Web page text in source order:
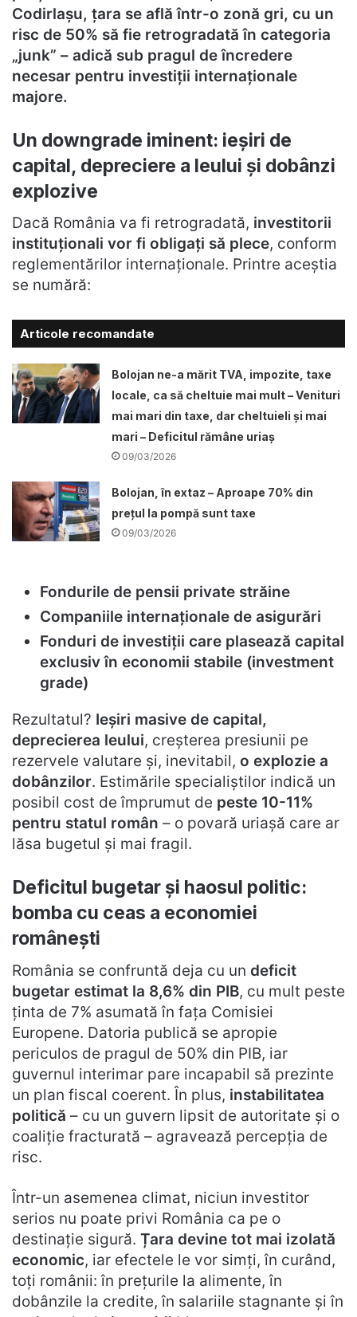
Codirlașu, țara se află într-o zonă gri, cu un
risc de 50% să fie retrogradată în categoria
„junk” – adică sub pragul de încredere
necesar pentru investiții internaționale
majore.
Un downgrade iminent: ieșiri de
capital, depreciere a leului și dobânzi
explozive
Dacă România va fi retrogradată, investitorii
instituționali vor fi obligați să plece, conform
reglementărilor internaționale. Printre aceștia
se numără:
Articole recomandate
Bolojan ne-a mărit TVA, impozite, taxe
locale, ca să cheltuie mai mult – Venituri
mai mari din taxe, dar cheltuieli și mai
mari – Deficitul rămâne uriaș
09/03/2026
Bolojan, în extaz – Aproape 70% din
prețul la pompă sunt taxe
09/03/2026
Fondurile de pensii private străine
Companiile internaționale de asigurări
Fonduri de investiții care plasează capital
exclusiv în economii stabile (investment
grade)
Rezultatul? Ieșiri masive de capital,
deprecierea leului, creșterea presiunii pe
rezervele valutare și, inevitabil, o explozie a
dobânzilor. Estimările specialiștilor indică un
posibil cost de împrumut de peste 10-11%
pentru statul român – o povară uriașă care ar
lăsa bugetul și mai fragil.
Deficitul bugetar și haosul politic:
bomba cu ceas a economiei
românești
România se confruntă deja cu un deficit
bugetar estimat la 8,6% din PIB, cu mult peste
ținta de 7% asumată în fața Comisiei
Europene. Datoria publică se apropie
periculos de pragul de 50% din PIB, iar
guvernul interimar pare incapabil să prezinte
un plan fiscal coerent. În plus, instabilitatea
politică – cu un guvern lipsit de autoritate și o
coaliție fracturată – agravează percepția de
risc.
Într-un asemenea climat, niciun investitor
serios nu poate privi România ca pe o
destinație sigură. Țara devine tot mai izolată
economic, iar efectele le vor simți, în curând,
toți românii: în prețurile la alimente, în
dobânzile la credite, în salariile stagnante și în